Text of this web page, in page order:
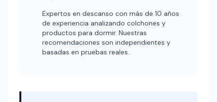
Expertos en descanso con más de 10 años
de experiencia analizando colchones y
productos para dormir. Nuestras
recomendaciones son independientes y
basadas en pruebas reales.